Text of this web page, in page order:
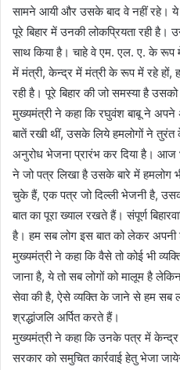
सामने आयी और उसके बाद वे नहीं रहे।
पूरे बिहार में उनकी लोकप्रियता रही है।
साथ किया है। चाहे वे एम. एल. ए. के रूप
में मंत्री, केन्द्र में मंत्री के रूप में रहे हों,
रही है। पूरे बिहार की जो समस्या है
मुख्यमंत्री ने कहा कि रघुवंश बाबू ने
बातें रखी थीं, उसके लिये हमलोगों ने
अनुरोध भेजना प्रारंभ कर दिया है। आज
ने जो पत्र लिखा है उसके बारे में
चुके हैं, एक पत्र जो दिल्ली भेजनी है,
बात का पूरा ख्याल रखते हैं। संपूर्ण
है। हम सब लोग इस बात को लेकर अपनी
मुख्यमंत्री ने कहा कि वैसे तो कोई भी
जाना है, ये तो सब लोगों को मालूम है
सेवा की है, ऐसे व्यक्ति के जाने से हम सब
श्रद्धांजलि अर्पित करते हैं।
मुख्यमंत्री ने कहा कि उनके पत्र में केन्द्र
सरकार को समुचित कार्रवाई हेतु भेजा